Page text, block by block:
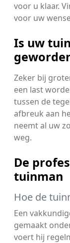
voor u klaar.
voor uw
Is uw
Zeker bij
een last
tussen de
afbreuk aan
neemt al uw
weg.
De
tuinman
Hoe de
Een
gemaakt
voert hij